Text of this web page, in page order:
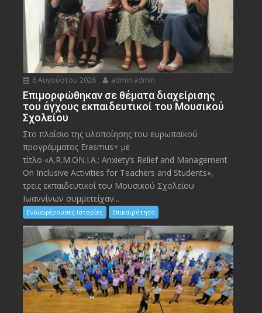
6 Αυγούστου 2026 admin admin
Eπιμορφώθηκαν σε θέματα διαχείρισης
του άγχους εκπαιδευτικοί του Μουσικού
Σχολείου
Στο πλαίσιο της υλοποίησης του ευρωπαϊκού
προγράμματος Erasmus+ με
τίτλο «A.R.M.ON.I.A.: Anxiety’s Relief and Management
On Inclusive Activities for Teachers and Students»,
τρεις εκπαιδευτικοί του Μουσικού Σχολείου
Ιωαννίνων συμμετείχαν...
Ενδιαφέρουσες Ιστορίες Επικαιρότητα